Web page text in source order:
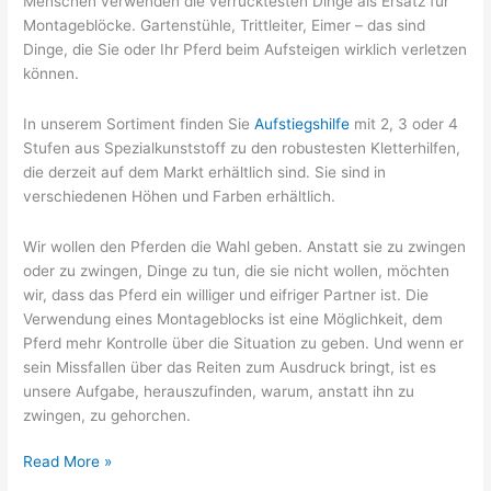
Montageblöcke. Gartenstühle, Trittleiter, Eimer – das sind
Dinge, die Sie oder Ihr Pferd beim Aufsteigen wirklich verletzen
können.
In unserem Sortiment finden SieAufstiegshilfe mit 2, 3 oder 4
Stufen aus Spezialkunststoff zu den robustesten Kletterhilfen,
die derzeit auf dem Markt erhältlich sind. Sie sind in
verschiedenen Höhen und Farben erhältlich.
Wir wollen den Pferden die Wahl geben. Anstatt sie zu zwingen
oder zu zwingen, Dinge zu tun, die sie nicht wollen, möchten
wir, dass das Pferd ein williger und eifriger Partner ist. Die
Verwendung eines Montageblocks ist eine Möglichkeit, dem
Pferd mehr Kontrolle über die Situation zu geben. Und wenn er
sein Missfallen über das Reiten zum Ausdruck bringt, ist es
unsere Aufgabe, herauszufinden, warum, anstatt ihn zu
zwingen, zu gehorchen.
Sollten
Read More »